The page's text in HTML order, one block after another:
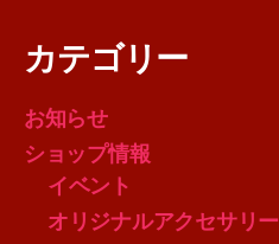
カテゴリー
お知らせ
ショップ情報
イベント
オリジナルアクセサリー